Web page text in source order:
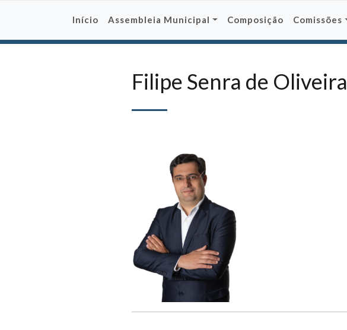
Início Assembleia Municipal Composição Comissões
Filipe Senra de Oliveira